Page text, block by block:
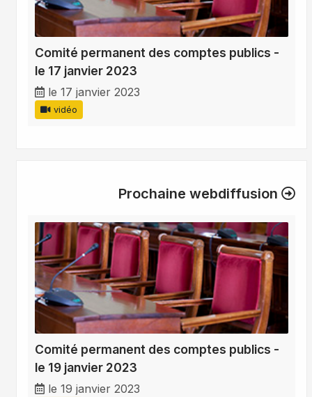
Comité permanent des comptes publics -
le 17 janvier 2023
le 17 janvier 2023
vidéo
Prochaine webdiffusion
Comité permanent des comptes publics -
le 19 janvier 2023
le 19 janvier 2023